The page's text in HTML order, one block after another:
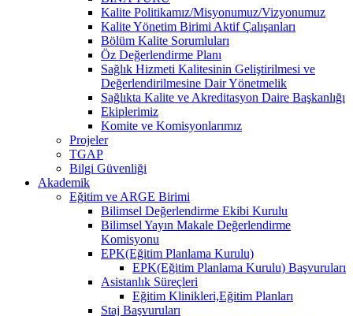
Kalite Politikamız/Misyonumuz/Vizyonumuz
Kalite Yönetim Birimi Aktif Çalışanları
Bölüm Kalite Sorumluları
Öz Değerlendirme Planı
Sağlık Hizmeti Kalitesinin Geliştirilmesi ve
Değerlendirilmesine Dair Yönetmelik
Sağlıkta Kalite ve Akreditasyon Daire Başkanlığı
Ekiplerimiz
Komite ve Komisyonlarımız
Projeler
TGAP
Bilgi Güvenliği
Akademik
Eğitim ve ARGE Birimi
Bilimsel Değerlendirme Ekibi Kurulu
Bilimsel Yayın Makale Değerlendirme
Komisyonu
EPK(Eğitim Planlama Kurulu)
EPK(Eğitim Planlama Kurulu) Başvuruları
Asistanlık Süreçleri
Eğitim Klinikleri,Eğitim Planları
Staj Başvuruları